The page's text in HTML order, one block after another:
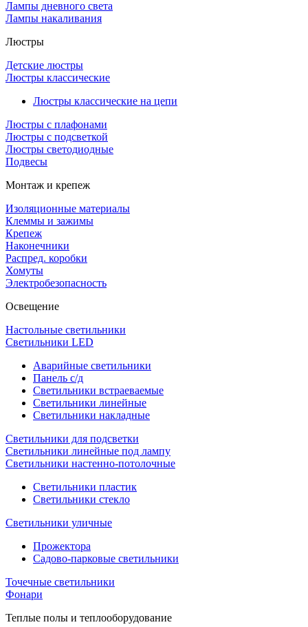
Лампы дневного света
Лампы накаливания
Люстры
Детские люстры
Люстры классические
Люстры классические на цепи
Люстры с плафонами
Люстры с подсветкой
Люстры светодиодные
Подвесы
Монтаж и крепеж
Изоляционные материалы
Клеммы и зажимы
Крепеж
Наконечники
Распред. коробки
Хомуты
Электробезопасность
Освещение
Настольные светильники
Светильники LED
Аварийные светильники
Панель с/д
Светильники встраеваемые
Светильники линейные
Светильники накладные
Светильники для подсветки
Светильники линейные под лампу
Светильники настенно-потолочные
Светильники плаcтик
Светильники стекло
Светильники уличные
Прожектора
Садово-парковые светильники
Точечные светильники
Фонари
Теплые полы и теплооборудование